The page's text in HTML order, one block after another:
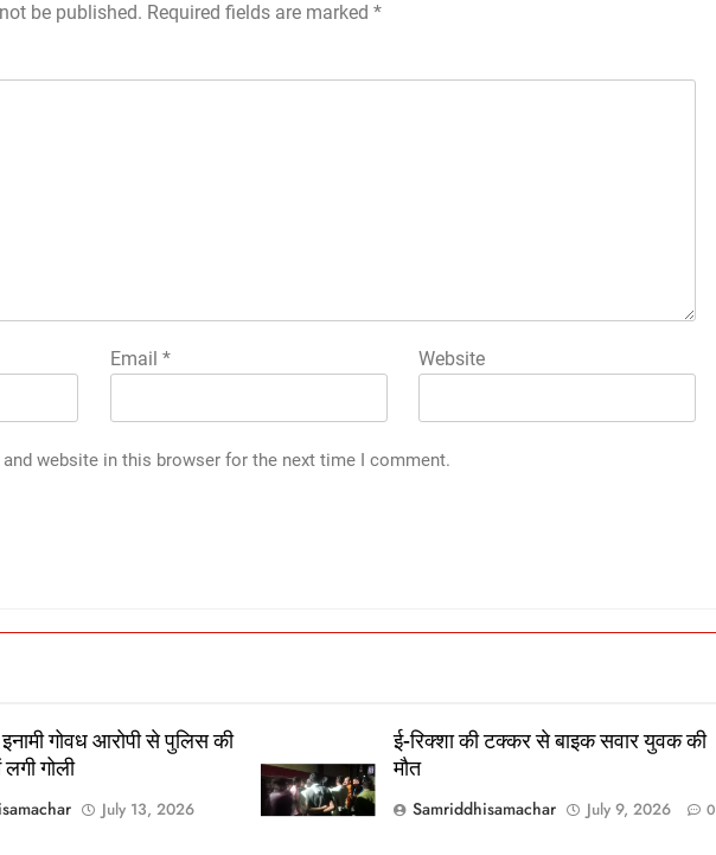
be published. Required fields are marked *
Email * Website
and website in this browser for the next time I comment.
गोवध आरोपी से पुलिस की
गोली
July 13, 2026
ई-रिक्शा की टक्कर से बाइक सवार युवक की
मौत
Samriddhisamachar
July 9, 2026 0